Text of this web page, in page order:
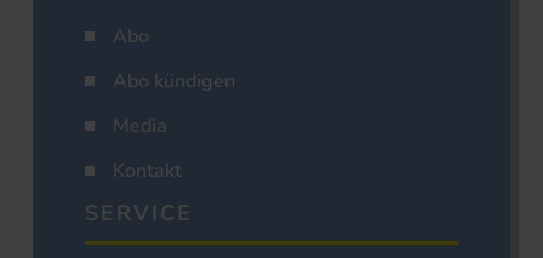
Abo
Abo kündigen
Media
Kontakt
SERVICE